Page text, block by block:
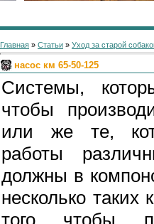
Главная » Статьи » Уход за старой
насос км 65-50-125
Системы,
чтобы
или же те,
работы
должны в
несколько таких
того чтобы